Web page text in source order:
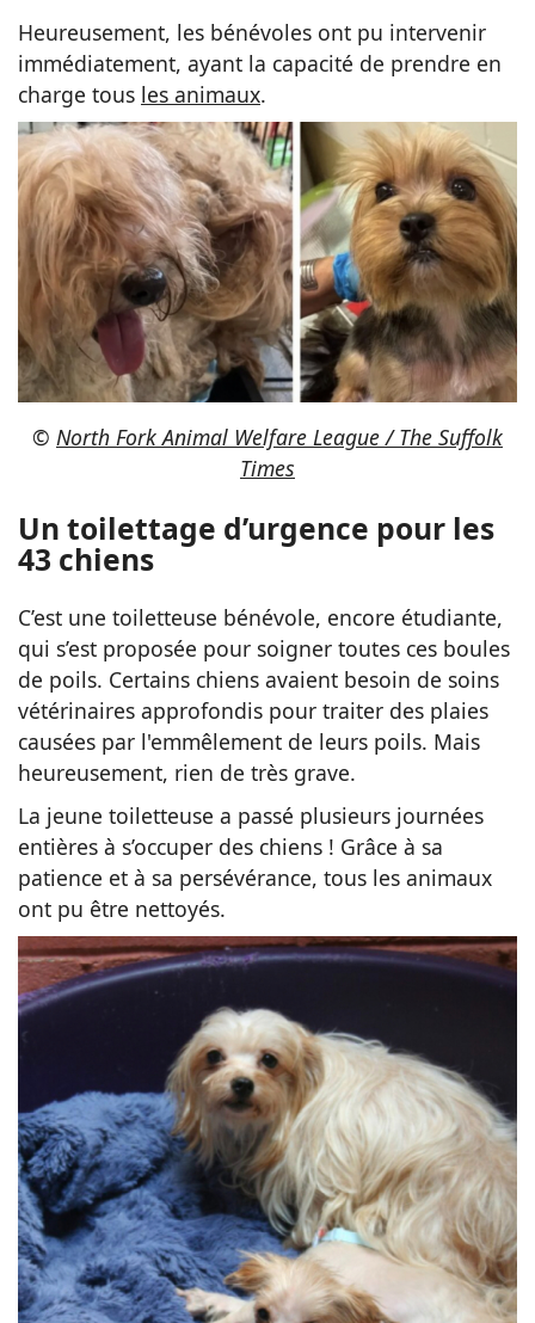
Heureusement, les bénévoles ont pu intervenir
immédiatement, ayant la capacité de prendre en
charge tous les animaux.
© North Fork Animal Welfare League / The Suffolk
Times
Un toilettage d’urgence pour les
43 chiens
C’est une toiletteuse bénévole, encore étudiante,
qui s’est proposée pour soigner toutes ces boules
de poils. Certains chiens avaient besoin de soins
vétérinaires approfondis pour traiter des plaies
causées par l'emmêlement de leurs poils. Mais
heureusement, rien de très grave.
La jeune toiletteuse a passé plusieurs journées
entières à s’occuper des chiens ! Grâce à sa
patience et à sa persévérance, tous les animaux
ont pu être nettoyés.